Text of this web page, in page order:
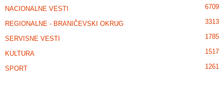
NACIONALNE VESTI 6709
REGIONALNE - BRANIČEVSKI OKRUG 3313
SERVISNE VESTI 1785
KULTURA 1517
SPORT 1261